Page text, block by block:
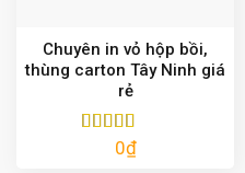
Chuyên in vỏ hộp bồi,
thùng carton Tây Ninh giá
rẻ
Được xếp
0₫